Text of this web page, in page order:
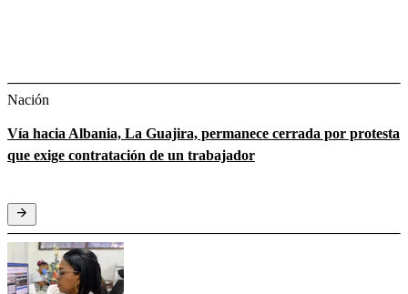
Nación
Vía hacia Albania, La Guajira, permanece cerrada por protesta
que exige contratación de un trabajador